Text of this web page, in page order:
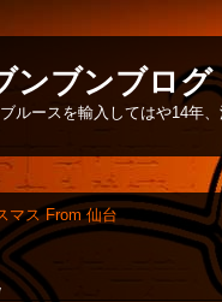
ンブンブログ
ルースを輸入してはや14年
マス From 仙台